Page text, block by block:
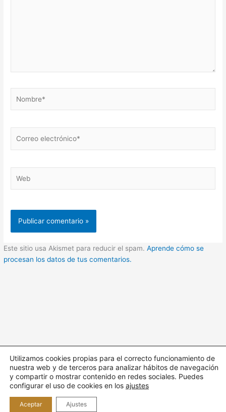
electrónico*
Este sitio usa Akismet para reducir el spam.Aprende cómo se
procesan los datos de tus comentarios.
Todos los derechos © 2026 Cuidando | Funciona gracias aTema
Astra para WordPress
Utilizamos cookies propias para el correcto funcionamiento de
nuestra web y de terceros para analizar hábitos de navegación
y compartir o mostrar contenido en redes sociales. Puedes
configurar el uso de cookies en los ajustes
Aceptar Ajustes